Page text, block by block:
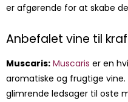
er afgørende for at skabe
Anbefalet vine til
Muscaris: Muscaris er en
aromatiske og frugtige
glimrende ledsager til oste